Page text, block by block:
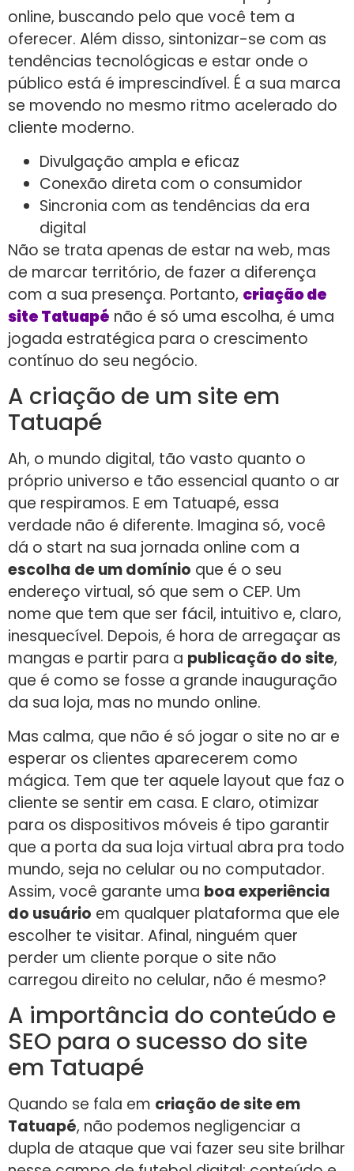
online, buscando pelo que você tem a
oferecer. Além disso, sintonizar-se com as
tendências tecnológicas e estar onde o
público está é imprescindível. É a sua marca
se movendo no mesmo ritmo acelerado do
cliente moderno.
Divulgação ampla e eficaz
Conexão direta com o consumidor
Sincronia com as tendências da era
digital
Não se trata apenas de estar na web, mas
de marcar território, de fazer a diferença
com a sua presença. Portanto, criação de
site Tatuapé não é só uma escolha, é uma
jogada estratégica para o crescimento
contínuo do seu negócio.
A criação de um site em
Tatuapé
Ah, o mundo digital, tão vasto quanto o
próprio universo e tão essencial quanto o ar
que respiramos. E em Tatuapé, essa
verdade não é diferente. Imagina só, você
dá o start na sua jornada online com a
escolha de um domínio que é o seu
endereço virtual, só que sem o CEP. Um
nome que tem que ser fácil, intuitivo e, claro,
inesquecível. Depois, é hora de arregaçar as
mangas e partir para a publicação do site,
que é como se fosse a grande inauguração
da sua loja, mas no mundo online.
Mas calma, que não é só jogar o site no ar e
esperar os clientes aparecerem como
mágica. Tem que ter aquele layout que faz o
cliente se sentir em casa. E claro, otimizar
para os dispositivos móveis é tipo garantir
que a porta da sua loja virtual abra pra todo
mundo, seja no celular ou no computador.
Assim, você garante uma boa experiência
do usuário em qualquer plataforma que ele
escolher te visitar. Afinal, ninguém quer
perder um cliente porque o site não
carregou direito no celular, não é mesmo?
A importância do conteúdo e
SEO para o sucesso do site
em Tatuapé
Quando se fala em criação de site em
Tatuapé, não podemos negligenciar a
dupla de ataque que vai fazer seu site brilhar